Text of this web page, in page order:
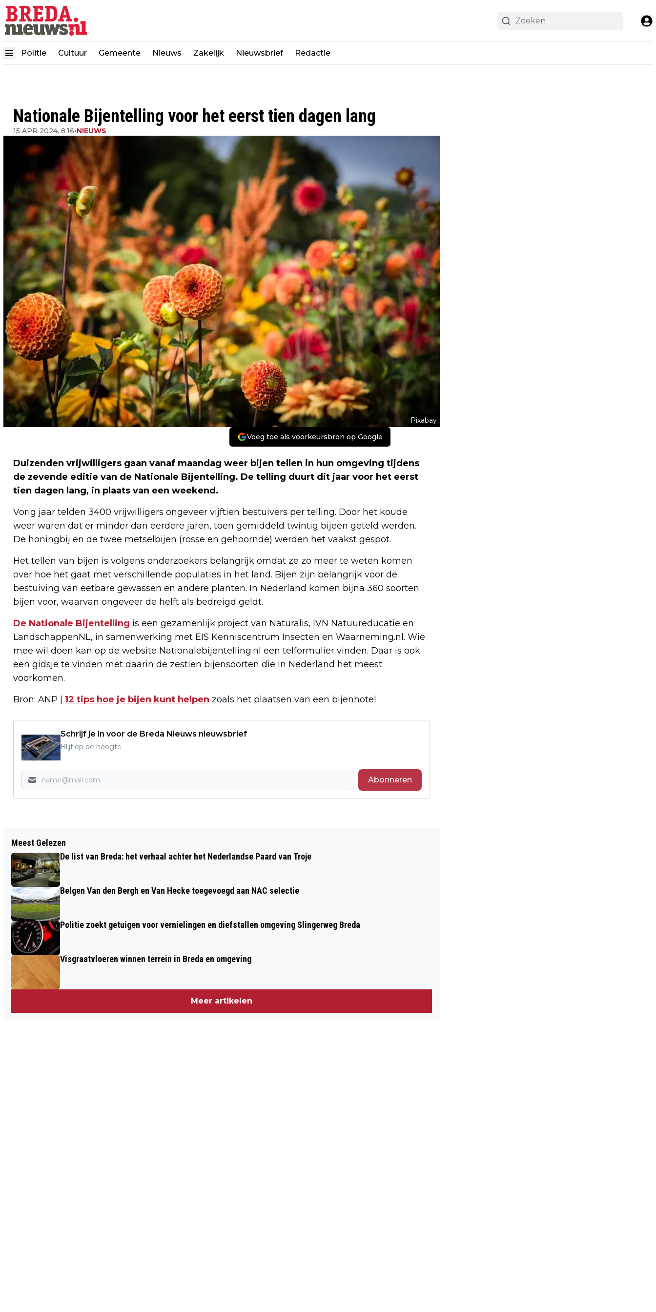
Politie Cultuur Gemeente Nieuws Zakelijk Nieuwsbrief Redactie
Nationale Bijentelling voor het eerst tien dagen lang
15 APR 2024, 8:16•NIEUWS
Pixabay
Voeg toe als voorkeursbron op Google
Duizenden vrijwilligers gaan vanaf maandag weer bijen tellen in hun omgeving tijdens
de zevende editie van de Nationale Bijentelling. De telling duurt dit jaar voor het eerst
tien dagen lang, in plaats van een weekend.
Vorig jaar telden 3400 vrijwilligers ongeveer vijftien bestuivers per telling. Door het koude
weer waren dat er minder dan eerdere jaren, toen gemiddeld twintig bijeen geteld werden.
De honingbij en de twee metselbijen (rosse en gehoornde) werden het vaakst gespot.
Het tellen van bijen is volgens onderzoekers belangrijk omdat ze zo meer te weten komen
over hoe het gaat met verschillende populaties in het land. Bijen zijn belangrijk voor de
bestuiving van eetbare gewassen en andere planten. In Nederland komen bijna 360 soorten
bijen voor, waarvan ongeveer de helft als bedreigd geldt.
De Nationale Bijentelling is een gezamenlijk project van Naturalis, IVN Natuureducatie en
LandschappenNL, in samenwerking met EIS Kenniscentrum Insecten en Waarneming.nl. Wie
mee wil doen kan op de website Nationalebijentelling.nl een telformulier vinden. Daar is ook
een gidsje te vinden met daarin de zestien bijensoorten die in Nederland het meest
voorkomen.
Bron: ANP | 12 tips hoe je bijen kunt helpen zoals het plaatsen van een bijenhotel
Schrijf je in voor de Breda Nieuws nieuwsbrief
Blijf op de hoogte
Abonneren
VERDACHTE ONGEVAL MET VIER DODEN
OUD GASTEL VOOR DE RECHTER
TIJDENS DISCOVERY DAY IN KINEPOLIS
Meest Gelezen
De list van Breda: het verhaal achter het Nederlandse Paard van Troje
Belgen Van den Bergh en Van Hecke toegevoegd aan NAC selectie
Politie zoekt getuigen voor vernielingen en diefstallen omgeving Slingerweg Breda
Visgraatvloeren winnen terrein in Breda en omgeving
Meer artikelen